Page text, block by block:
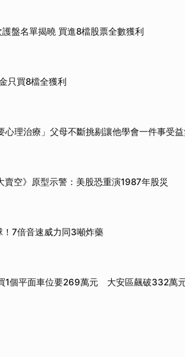
盤名單揭曉 買進8檔股票全數獲利
只買8檔全獲利
心理治療」父母不斷挑剔讓他學會一件事受
空》原型示警：美股恐重演1987年股災
7倍音速威力同3噸炸藥
1個平面車位要269萬元 大安區飆破332萬